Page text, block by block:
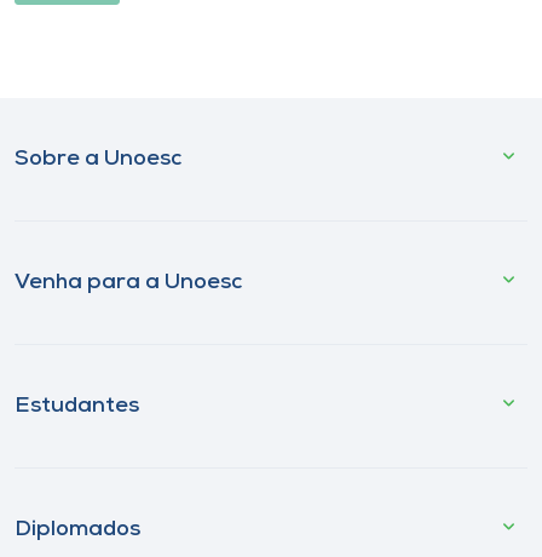
Sobre a Unoesc
Venha para a Unoesc
Estudantes
Diplomados